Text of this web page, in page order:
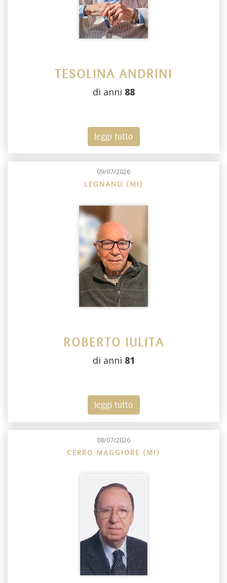
TESOLINA ANDRINI
di anni 88
leggi tutto
09/07/2026
LEGNANO (MI)
ROBERTO IULITA
di anni 81
leggi tutto
08/07/2026
CERRO MAGGIORE (MI)